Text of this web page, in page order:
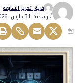
أخر تحديث 31 مارس، 2026 12:09 م
فريق تحرير السابعة